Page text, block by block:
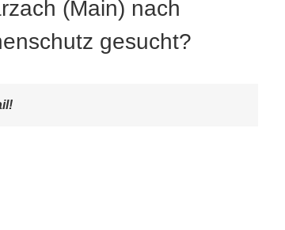
(Main) nach
gesucht?